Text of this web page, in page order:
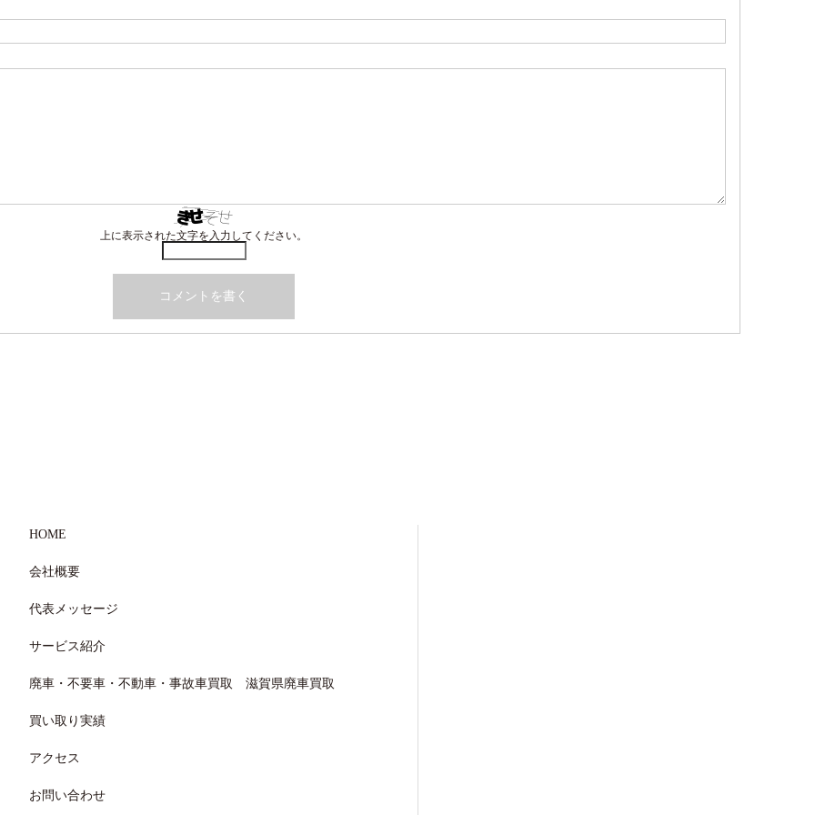
上に表示された文字を入力してください。
HOME
会社概要
代表メッセージ
サービス紹介
廃車・不要車・不動車・事故車買取 滋賀県廃車買取
買い取り実績
アクセス
お問い合わせ